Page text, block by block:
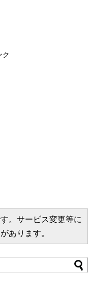
ク
。サービス変更等に
あります。